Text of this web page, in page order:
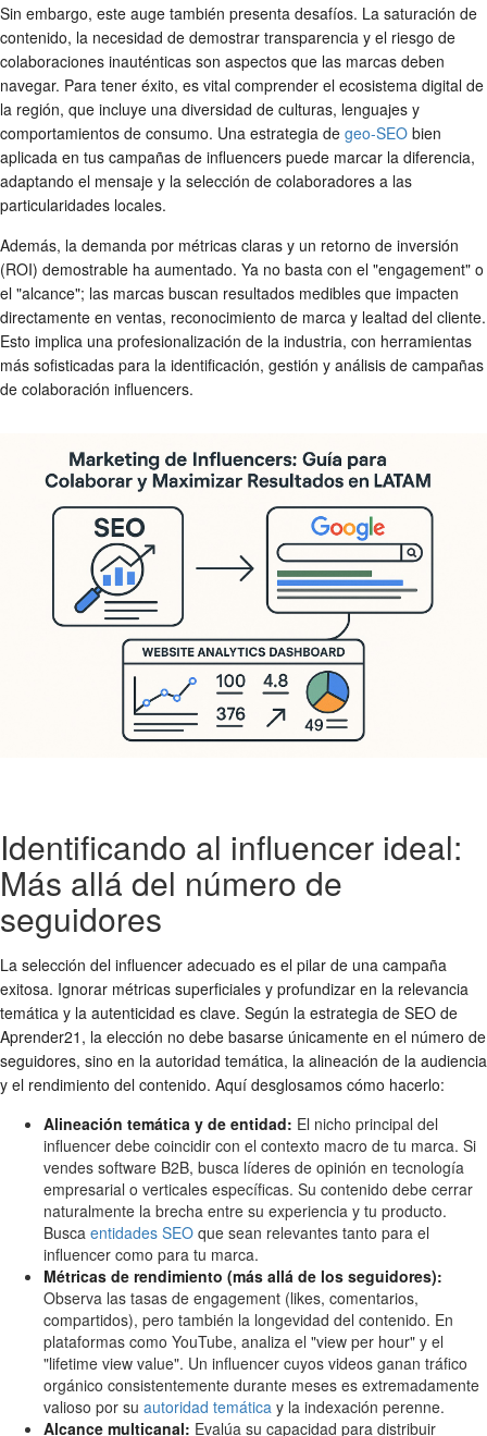
Sin embargo, este auge también presenta desafíos. La saturación de
contenido, la necesidad de demostrar transparencia y el riesgo de
colaboraciones inauténticas son aspectos que las marcas deben
navegar. Para tener éxito, es vital comprender el ecosistema digital de
la región, que incluye una diversidad de culturas, lenguajes y
comportamientos de consumo. Una estrategia de geo-SEO bien
aplicada en tus campañas de influencers puede marcar la diferencia,
adaptando el mensaje y la selección de colaboradores a las
particularidades locales.
Además, la demanda por métricas claras y un retorno de inversión
(ROI) demostrable ha aumentado. Ya no basta con el "engagement" o
el "alcance"; las marcas buscan resultados medibles que impacten
directamente en ventas, reconocimiento de marca y lealtad del cliente.
Esto implica una profesionalización de la industria, con herramientas
más sofisticadas para la identificación, gestión y análisis de campañas
de colaboración influencers.
Identificando al influencer ideal:
Más allá del número de
seguidores
La selección del influencer adecuado es el pilar de una campaña
exitosa. Ignorar métricas superficiales y profundizar en la relevancia
temática y la autenticidad es clave. Según la estrategia de SEO de
Aprender21, la elección no debe basarse únicamente en el número de
seguidores, sino en la autoridad temática, la alineación de la audiencia
y el rendimiento del contenido. Aquí desglosamos cómo hacerlo:
Alineación temática y de entidad: El nicho principal del
influencer debe coincidir con el contexto macro de tu marca. Si
vendes software B2B, busca líderes de opinión en tecnología
empresarial o verticales específicas. Su contenido debe cerrar
naturalmente la brecha entre su experiencia y tu producto.
Busca entidades SEO que sean relevantes tanto para el
influencer como para tu marca.
Métricas de rendimiento (más allá de los seguidores):
Observa las tasas de engagement (likes, comentarios,
compartidos), pero también la longevidad del contenido. En
plataformas como YouTube, analiza el "view per hour" y el
"lifetime view value". Un influencer cuyos videos ganan tráfico
orgánico consistentemente durante meses es extremadamente
valioso por su autoridad temática y la indexación perenne.
Alcance multicanal: Evalúa su capacidad para distribuir